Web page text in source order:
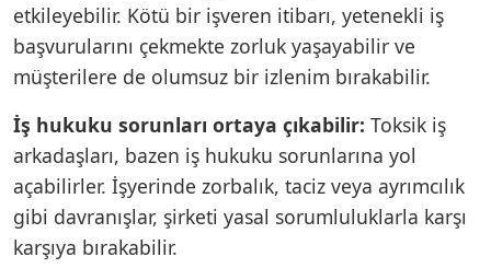
etkileyebilir. Kötü bir işveren itibarı, yetenekli iş
başvurularını çekmekte zorluk yaşayabilir ve
müşterilere de olumsuz bir izlenim bırakabilir.
İş hukuku sorunları ortaya çıkabilir: Toksik iş
arkadaşları, bazen iş hukuku sorunlarına yol
açabilirler. İşyerinde zorbalık, taciz veya ayrımcılık
gibi davranışlar, şirketi yasal sorumluluklarla karşı
karşıya bırakabilir.